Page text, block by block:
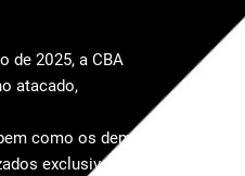
de 2025, a CBA
atacado,
como os demais itens
exclusivamente